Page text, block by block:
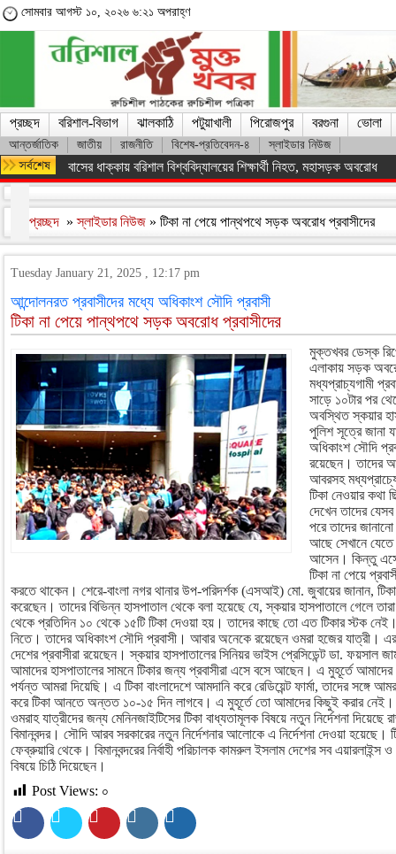
সোমবার আগস্ট ১০, ২০২৬ ৬:২১ অপরাহ্ণ
প্রচ্ছদ বরিশাল-বিভাগ ঝালকাঠি পটুয়াখালী পিরোজপুর বরগুনা ভোলা
আন্তর্জাতিক জাতীয় রাজনীতি বিশেষ-প্রতিবেদন-৪ স্লাইডার নিউজ
আগামী ৫ বছরে দেশজুড়ে ২৫ কোটি বৃক্ষরোপণের মেগা পরিকল্পনা গ্রহণ :
প্রচ্ছদ »স্লাইডার নিউজ » টিকা না পেয়ে পান্থপথে সড়ক অবরোধ প্রবাসীদের
Tuesday January 21, 2025 , 12:17 pm
আন্দোলনরত প্রবাসীদের মধ্যে অধিকাংশ সৌদি প্রবাসী
টিকা না পেয়ে পান্থপথে সড়ক অবরোধ প্রবাসীদের
মুক্তখবর ডেস্ক
এলাকায় সড়ক
মধ্যপ্রাচ্যগামী
সাড়ে ১০টার পর
অবস্থিত স্কয়ার
পুলিশ সূত্রে জানা
অধিকাংশ সৌদি
রয়েছেন। তাদের
আবরসহ
টিকা নেওয়ার কথা
দেখেন তাদের
পরে তাদের
আছে সেখানে
আসেন। কিন্তু এসে
টিকা না পেয়ে
করতে থাকেন। শেরে-বাংলা নগর থানার উপ-পরিদর্শক (এসআই) মো. জুবায়ের জানান,
করেছেন। তাদের বিভিন্ন হাসপাতাল থেকে বলা হয়েছে যে, স্কয়ার হাসপাতালে গেলে
থেকে প্রতিদিন ১০ থেকে ১৫টি টিকা দেওয়া হয়। তাদের কাছে তো এত টিকার স্টক
নিতে। তাদের অধিকাংশ সৌদি প্রবাসী। আবার অনেকে রয়েছেন ওমরা হজের যাত্রী।
দেশের প্রবাসীরা রয়েছেন। স্কয়ার হাসপাতালের সিনিয়র ভাইস প্রেসিডেন্ট ডা. ফয়সাল
আমাদের হাসপাতালের সামনে টিকার জন্য প্রবাসীরা এসে বসে আছেন। এ মুহূর্তে
পর্যন্ত আমরা দিয়েছি। এ টিকা বাংলাদেশে আমদানি করে রেডিয়েন্ট ফার্মা, তাদের সঙ্গে
করে টিকা আনতে অন্তত ১০-১৫ দিন লাগবে। এ মুহূর্তে তো আমাদের কিছুই করার
ওমরাহ যাত্রীদের জন্য মেনিনজাইটিসের টিকা বাধ্যতামূলক বিষয়ে নতুন নির্দেশনা
বিমানবন্দর। সৌদি আরব সরকারের নতুন নির্দেশনার আলোকে এ নির্দেশনা দেওয়া হয়েছে।
ফেব্রুয়ারি থেকে। বিমানবন্দরের নির্বাহী পরিচালক কামরুল ইসলাম দেশের সব এয়ারলাইন্স ও
বিষয়ে চিঠি দিয়েছেন।
Post Views: ০